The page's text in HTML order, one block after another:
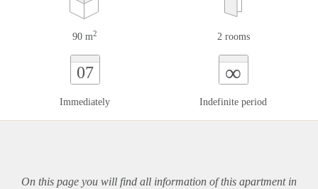
90 m2 2 rooms
07
Immediately
∞
Indefinite period
On this page you will find all information of this apartmentin